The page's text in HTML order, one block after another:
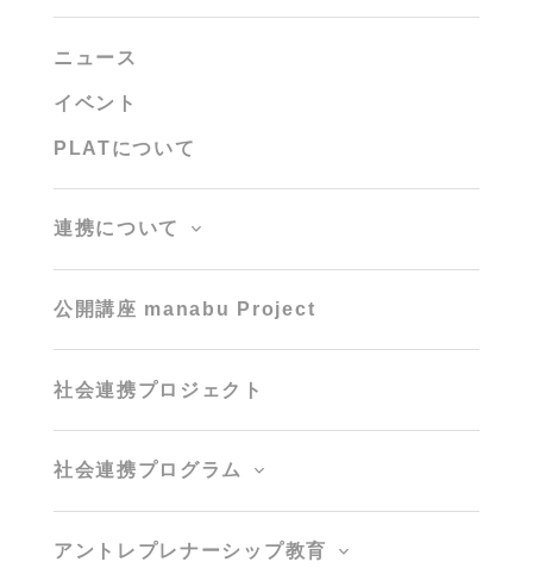
ニュース
イベント
PLATについて
連携について
公開講座 manabu Project
社会連携プロジェクト
社会連携プログラム
アントレプレナーシップ教育